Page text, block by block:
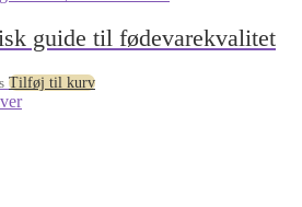
guide til fødevarekvalitet
Tilføj til kurv